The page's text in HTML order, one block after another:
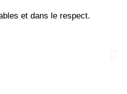
et dans le respect.